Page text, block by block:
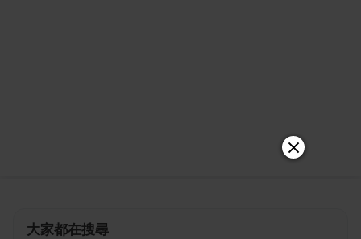
大家都在搜尋